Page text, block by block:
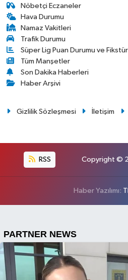
Nöbetçi Eczaneler
Hava Durumu
Namaz Vakitleri
Trafik Durumu
Süper Lig Puan Durumu ve Fikstür
Tüm Manşetler
Son Dakika Haberleri
Haber Arşivi
Gizlilik Sözleşmesi İletişim
RSS Copyright ©
Haber Yazılımı: